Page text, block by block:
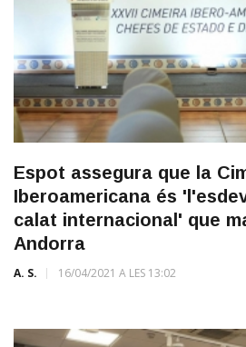
Espot assegura que la
Iberoamericana és
calat internacional' que
Andorra
A. S. 16/04/2021 A LES 13:02